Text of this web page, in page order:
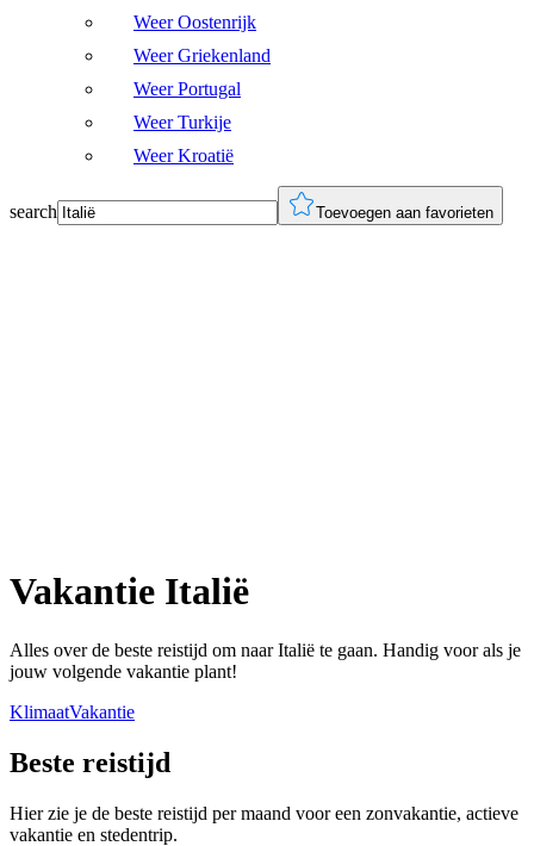
Weer Oostenrijk
Weer Griekenland
Weer Portugal
Weer Turkije
Weer Kroatië
search Toevoegen aan favorieten
Vakantie Italië
Alles over de beste reistijd om naar Italië te gaan. Handig voor als je
jouw volgende vakantie plant!
KlimaatVakantie
Beste reistijd
Hier zie je de beste reistijd per maand voor een zonvakantie, actieve
vakantie en stedentrip.